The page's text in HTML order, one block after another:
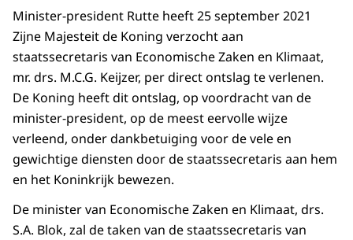
Minister-president Rutte heeft 25 september 2021
Zijne Majesteit de Koning verzocht aan
staatssecretaris van Economische Zaken en Klimaat,
mr. drs. M.C.G. Keijzer, per direct ontslag te verlenen.
De Koning heeft dit ontslag, op voordracht van de
minister-president, op de meest eervolle wijze
verleend, onder dankbetuiging voor de vele en
gewichtige diensten door de staatssecretaris aan hem
en het Koninkrijk bewezen.
De minister van Economische Zaken en Klimaat, drs.
S.A. Blok, zal de taken van de staatssecretaris van